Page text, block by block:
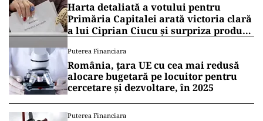
Harta detaliată a votului pentru
Primăria Capitalei arată victoria clară
a lui Ciprian Ciucu și surpriza produsă
Puterea Financiara
România, țara UE cu cea mai redusă
alocare bugetară pe locuitor pentru
cercetare și dezvoltare, în 2025
Puterea Financiara